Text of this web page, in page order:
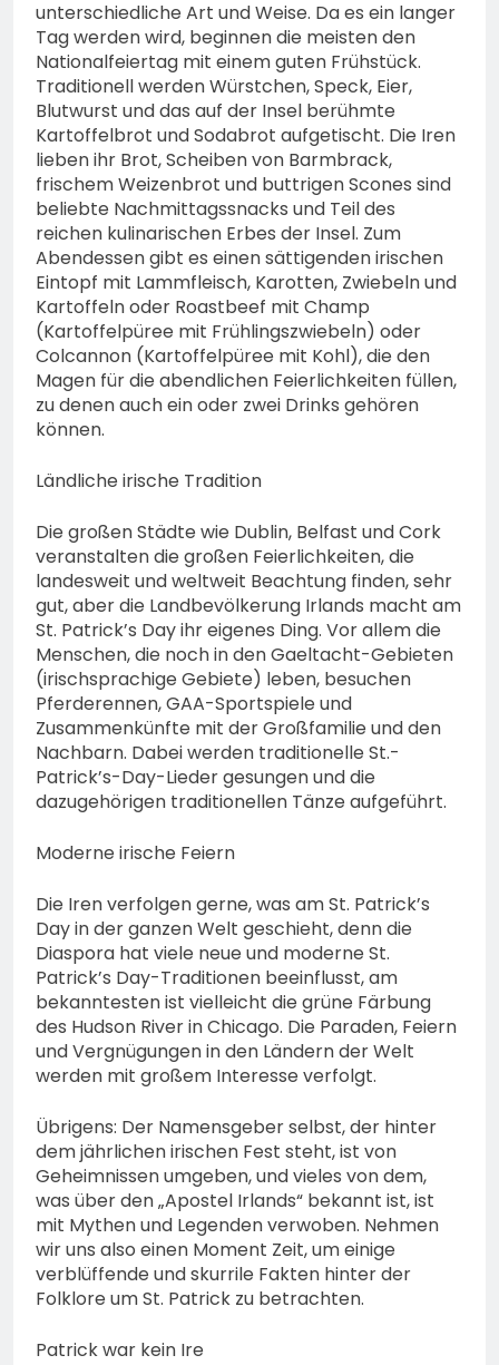
unterschiedliche Art und Weise. Da es ein langer
Tag werden wird, beginnen die meisten den
Nationalfeiertag mit einem guten Frühstück.
Traditionell werden Würstchen, Speck, Eier,
Blutwurst und das auf der Insel berühmte
Kartoffelbrot und Sodabrot aufgetischt. Die Iren
lieben ihr Brot, Scheiben von Barmbrack,
frischem Weizenbrot und buttrigen Scones sind
beliebte Nachmittagssnacks und Teil des
reichen kulinarischen Erbes der Insel. Zum
Abendessen gibt es einen sättigenden irischen
Eintopf mit Lammfleisch, Karotten, Zwiebeln und
Kartoffeln oder Roastbeef mit Champ
(Kartoffelpüree mit Frühlingszwiebeln) oder
Colcannon (Kartoffelpüree mit Kohl), die den
Magen für die abendlichen Feierlichkeiten füllen,
zu denen auch ein oder zwei Drinks gehören
können.
Ländliche irische Tradition
Die großen Städte wie Dublin, Belfast und Cork
veranstalten die großen Feierlichkeiten, die
landesweit und weltweit Beachtung finden, sehr
gut, aber die Landbevölkerung Irlands macht am
St. Patrick’s Day ihr eigenes Ding. Vor allem die
Menschen, die noch in den Gaeltacht-Gebieten
(irischsprachige Gebiete) leben, besuchen
Pferderennen, GAA-Sportspiele und
Zusammenkünfte mit der Großfamilie und den
Nachbarn. Dabei werden traditionelle St.-
Patrick’s-Day-Lieder gesungen und die
dazugehörigen traditionellen Tänze aufgeführt.
Moderne irische Feiern
Die Iren verfolgen gerne, was am St. Patrick’s
Day in der ganzen Welt geschieht, denn die
Diaspora hat viele neue und moderne St.
Patrick’s Day-Traditionen beeinflusst, am
bekanntesten ist vielleicht die grüne Färbung
des Hudson River in Chicago. Die Paraden, Feiern
und Vergnügungen in den Ländern der Welt
werden mit großem Interesse verfolgt.
Übrigens: Der Namensgeber selbst, der hinter
dem jährlichen irischen Fest steht, ist von
Geheimnissen umgeben, und vieles von dem,
was über den „Apostel Irlands“ bekannt ist, ist
mit Mythen und Legenden verwoben. Nehmen
wir uns also einen Moment Zeit, um einige
verblüffende und skurrile Fakten hinter der
Folklore um St. Patrick zu betrachten.
Patrick war kein Ire